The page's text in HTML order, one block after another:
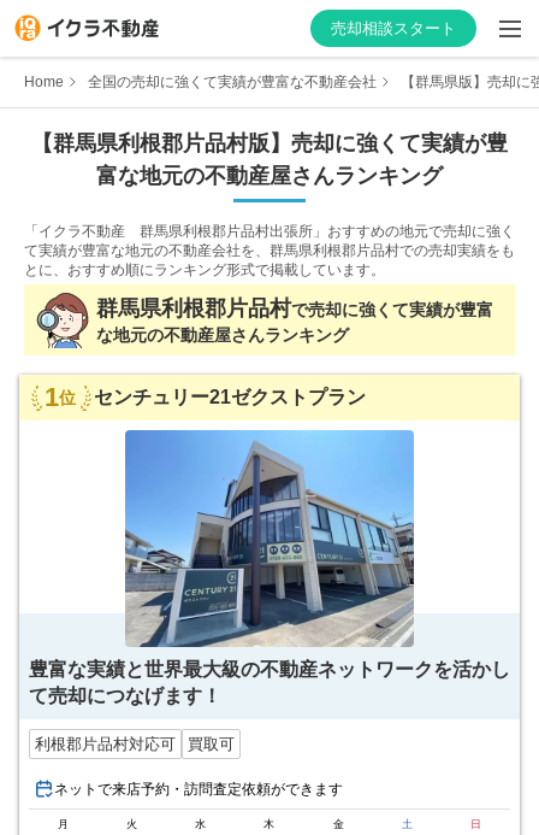
売却相談スタート
はじめての方へ
不動産会社を探す
物件の価格を知る
不動産会社向け情報
Home 全国の売却に強くて実績が豊富な不動産会社 【群馬県版】売却
【群馬県利根郡片品村版】 売却に強くて実績が豊
富な地元の不動産屋さんランキング
「イクラ不動産 群馬県利根郡片品村出張所」おすすめの地元で売却に強く
て実績が豊富な地元の不動産会社を、 群馬県利根郡片品村での売却実績をも
とに、おすすめ順にランキング形式で掲載しています。
群馬県利根郡片品村で売却に強くて実績が豊富
な地元の不動産屋さんランキング
1位 センチュリー21ゼクストプラン
豊富な実績と世界最大級の不動産ネットワークを活かし
て売却につなげます！
利根郡片品村対応可 買取可
ネットで来店予約・訪問査定依頼ができます
月 火 水 木 金 土 日